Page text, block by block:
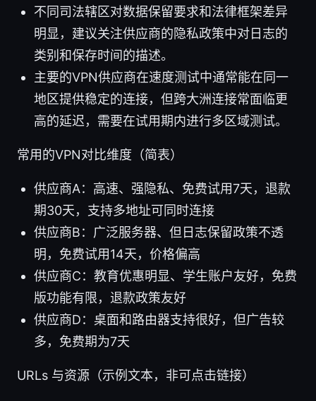
不同司法辖区对数据保留要求和法律框架差异
明显，建议关注供应商的隐私政策中对日志的
类别和保存时间的描述。
主要的VPN供应商在速度测试中通常能在同一
地区提供稳定的连接，但跨大洲连接常面临更
高的延迟，需要在试用期内进行多区域测试。
常用的VPN对比维度（简表）
供应商A：高速、强隐私、免费试用7天，退款
期30天，支持多地址可同时连接
供应商B：广泛服务器、但日志保留政策不透
明，免费试用14天，价格偏高
供应商C：教育优惠明显、学生账户友好，免费
版功能有限，退款政策友好
供应商D：桌面和路由器支持很好，但广告较
多，免费期为7天
URLs 与资源（示例文本，非可点击链接）